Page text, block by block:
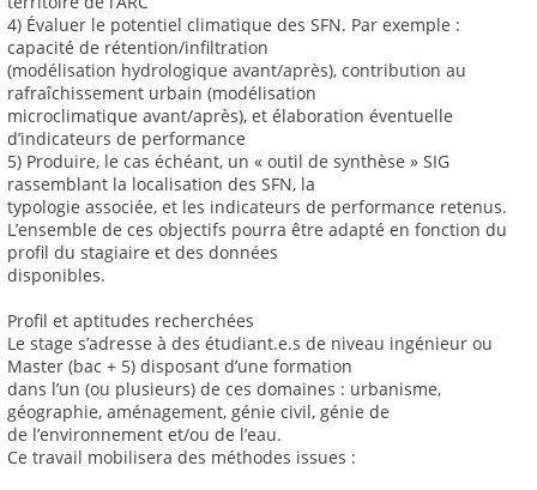
4) Évaluer le potentiel climatique des SFN. Par exemple :
capacité de rétention/infiltration
(modélisation hydrologique avant/après), contribution au
rafraîchissement urbain (modélisation
microclimatique avant/après), et élaboration éventuelle
d’indicateurs de performance
5) Produire, le cas échéant, un « outil de synthèse » SIG
rassemblant la localisation des SFN, la
typologie associée, et les indicateurs de performance retenus.
L’ensemble de ces objectifs pourra être adapté en fonction du
profil du stagiaire et des données
disponibles.
Profil et aptitudes recherchées
Le stage s’adresse à des étudiant.e.s de niveau ingénieur ou
Master (bac + 5) disposant d’une formation
dans l’un (ou plusieurs) de ces domaines : urbanisme,
géographie, aménagement, génie civil, génie de
de l’environnement et/ou de l’eau.
Ce travail mobilisera des méthodes issues :